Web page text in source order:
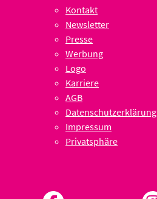
Kontakt
Newsletter
Presse
Werbung
Logo
Karriere
AGB
Datenschutzerklärung
Impressum
Privatsphäre